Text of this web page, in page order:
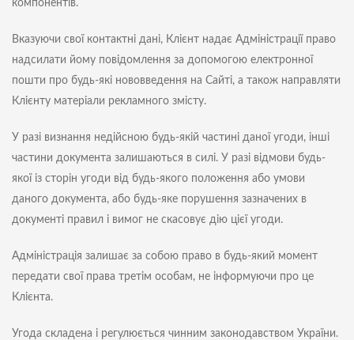
компонентів.
Вказуючи свої контактні дані, Клієнт надає Адміністрації право
надсилати йому повідомлення за допомогою електронної
пошти про будь-які нововведення на Сайті, а також направляти
Клієнту матеріали рекламного змісту.
У разі визнання недійсною будь-якій частині даної угоди, інші
частини документа залишаються в силі. У разі відмови будь-
якої із сторін угоди від будь-якого положення або умови
даного документа, або будь-яке порушення зазначених в
документі правил і вимог не скасовує дію цієї угоди.
Адміністрація залишає за собою право в будь-який момент
передати свої права третім особам, не інформуючи про це
Клієнта.
Угода складена і регулюється чинним законодавством України.